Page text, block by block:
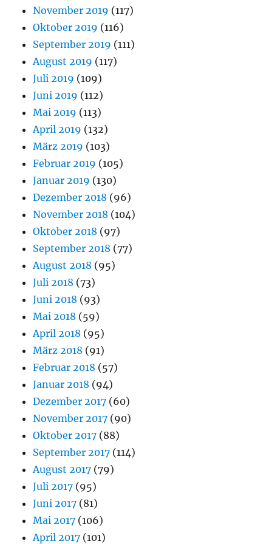
November 2019 (117)
Oktober 2019 (116)
September 2019 (111)
August 2019 (117)
Juli 2019 (109)
Juni 2019 (112)
Mai 2019 (113)
April 2019 (132)
März 2019 (103)
Februar 2019 (105)
Januar 2019 (130)
Dezember 2018 (96)
November 2018 (104)
Oktober 2018 (97)
September 2018 (77)
August 2018 (95)
Juli 2018 (73)
Juni 2018 (93)
Mai 2018 (59)
April 2018 (95)
März 2018 (91)
Februar 2018 (57)
Januar 2018 (94)
Dezember 2017 (60)
November 2017 (90)
Oktober 2017 (88)
September 2017 (114)
August 2017 (79)
Juli 2017 (95)
Juni 2017 (81)
Mai 2017 (106)
April 2017 (101)